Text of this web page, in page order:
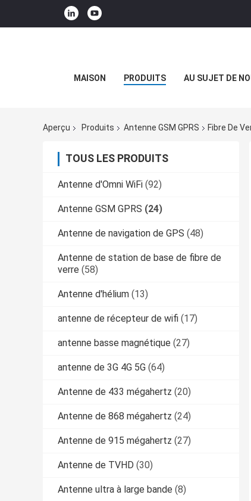
MAISON PRODUITS AU SUJET DE
Aperçu Produits Antenne GSM GPRS Fibre De
TOUS LES PRODUITS
Antenne d'Omni WiFi (92)
Antenne GSM GPRS (24)
Antenne de navigation de GPS (48)
Antenne de station de base de fibre de
verre (58)
Antenne d'hélium (13)
antenne de récepteur de wifi (17)
antenne basse magnétique (27)
antenne de 3G 4G 5G (64)
Antenne de 433 mégahertz (20)
Antenne de 868 mégahertz (24)
Antenne de 915 mégahertz (27)
Antenne de TVHD (30)
Antenne ultra à large bande (8)